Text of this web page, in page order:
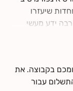
שיעזרו
ידע מעשי
לעבור
שלך, תגלי
לתרום ולתמוך
ומלווה הלידה
השנייה, עם
בקבוצה. את
עבור